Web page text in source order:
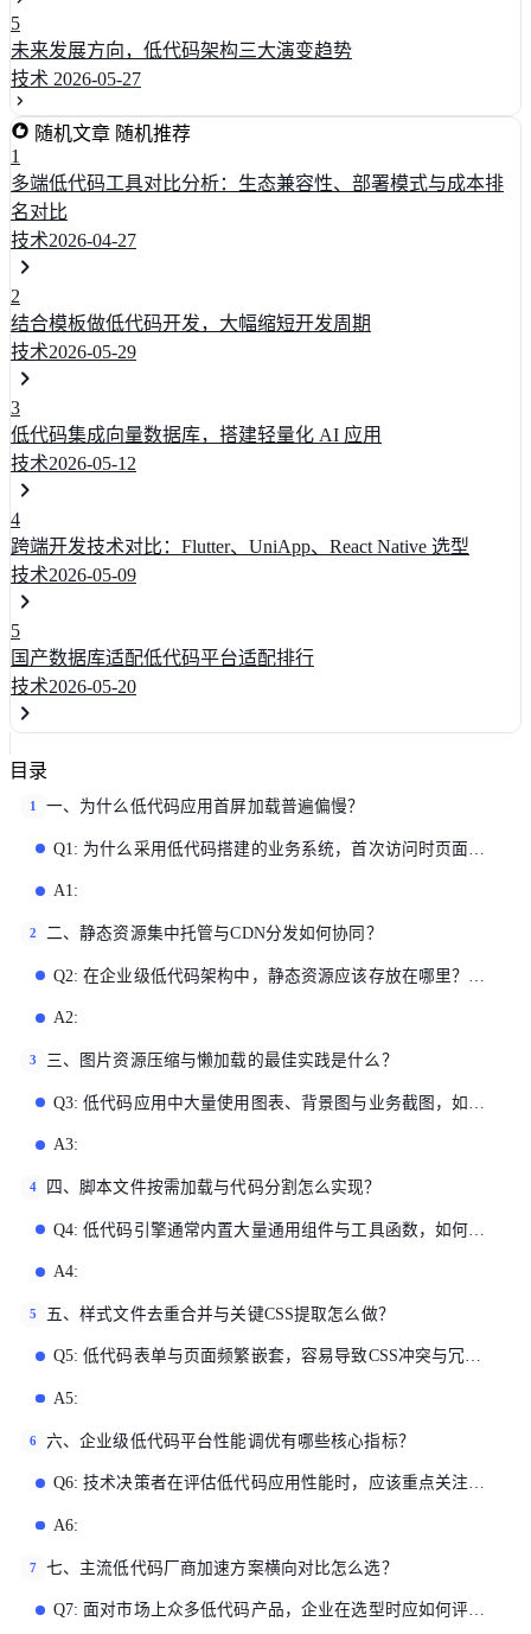
5
未来发展方向，低代码架构三大演变趋势
技术 2026-05-27
随机文章 随机推荐
1
多端低代码工具对比分析：生态兼容性、部署模式与成本排
名对比
技术2026-04-27
2
结合模板做低代码开发，大幅缩短开发周期
技术2026-05-29
3
低代码集成向量数据库，搭建轻量化 AI 应用
技术2026-05-12
4
跨端开发技术对比：Flutter、UniApp、React Native 选型
技术2026-05-09
5
国产数据库适配低代码平台适配排行
技术2026-05-20
目录
1 一、为什么低代码应用首屏加载普遍偏慢？
A1:
2 二、静态资源集中托管与CDN分发如何协同？
A2:
3 三、图片资源压缩与懒加载的最佳实践是什么？
A3:
4 四、脚本文件按需加载与代码分割怎么实现？
A4:
5 五、样式文件去重合并与关键CSS提取怎么做？
Q5: 低代码表单与页面频繁嵌套，容易导致CSS冲突与冗余，如何清理无用样式并加速关键渲染路径？
A5:
6 六、企业级低代码平台性能调优有哪些核心指标？
Q6: 技术决策者在评估低代码应用性能时，应该重点关注哪些Web Vitals指标？如何建立持续监控体系？
A6:
7 七、主流低代码厂商加速方案横向对比怎么选？
Q7: 面对市场上众多低代码产品，企业在选型时应如何评估其静态资源架构与性能加速能力？不同厂商方案有何差异？